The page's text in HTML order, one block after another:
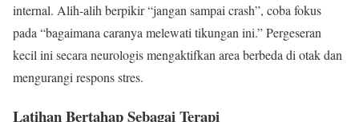
internal. Alih-alih berpikir “jangan sampai crash”, coba fokus
pada “bagaimana caranya melewati tikungan ini.” Pergeseran
kecil ini secara neurologis mengaktifkan area berbeda di otak dan
mengurangi respons stres.
Latihan Bertahap Sebagai Terapi